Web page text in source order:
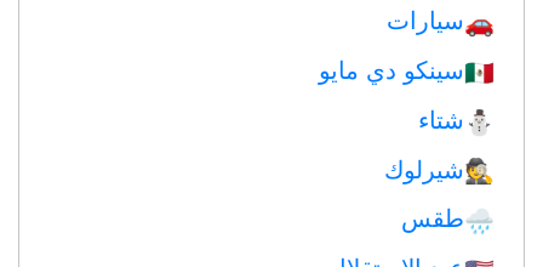
🚗سيارات
🇲🇽سينكو دي مايو
⛄ شتاء
🕵️شيرلوك
🌧طقس